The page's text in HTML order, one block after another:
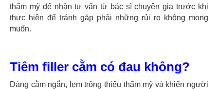
thẩm mỹ để nhận tư vấn từ bác sĩ chuyên gia trước khi
thực hiện để tránh gặp phải những rủi ro không mong
muốn.
Tiêm filler cằm có đau không?
Dáng cằm ngắn, lẹm trông thiếu thẩm mỹ và khiến người